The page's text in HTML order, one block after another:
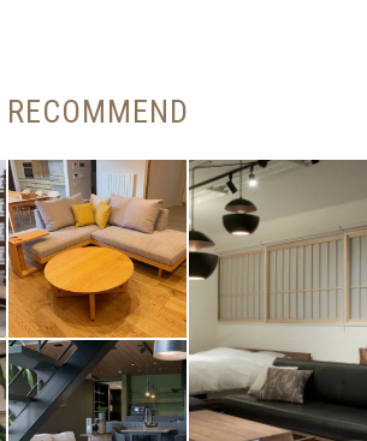
RECOMMEND